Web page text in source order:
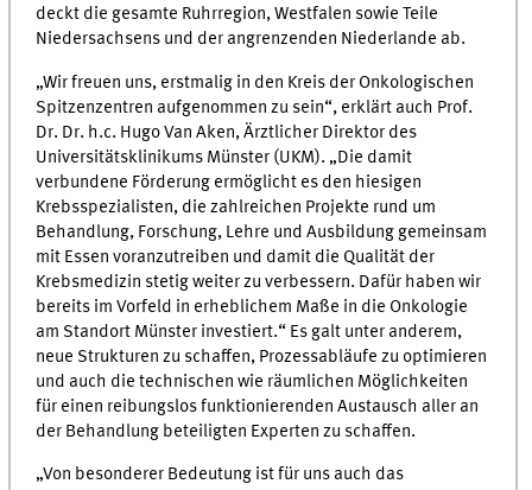
deckt die gesamte Ruhrregion, Westfalen sowie Teile
Niedersachsens und der angrenzenden Niederlande ab.
„Wir freuen uns, erstmalig in den Kreis der Onkologischen
Spitzenzentren aufgenommen zu sein“, erklärt auch Prof.
Dr. Dr. h.c. Hugo Van Aken, Ärztlicher Direktor des
Universitätsklinikums Münster (UKM). „Die damit
verbundene Förderung ermöglicht es den hiesigen
Krebsspezialisten, die zahlreichen Projekte rund um
Behandlung, Forschung, Lehre und Ausbildung gemeinsam
mit Essen voranzutreiben und damit die Qualität der
Krebsmedizin stetig weiter zu verbessern. Dafür haben wir
bereits im Vorfeld in erheblichem Maße in die Onkologie
am Standort Münster investiert.“ Es galt unter anderem,
neue Strukturen zu schaffen, Prozessabläufe zu optimieren
und auch die technischen wie räumlichen Möglichkeiten
für einen reibungslos funktionierenden Austausch aller an
der Behandlung beteiligten Experten zu schaffen.
„Von besonderer Bedeutung ist für uns auch das